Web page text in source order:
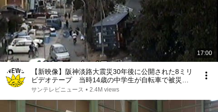
17:00
【新映像】阪神淡路大震災30年後に公開された8ミリ
ビデオテープ 当時14歳の中学生が自転車で被災地
へ
サンテレビニュース • 2.4M views